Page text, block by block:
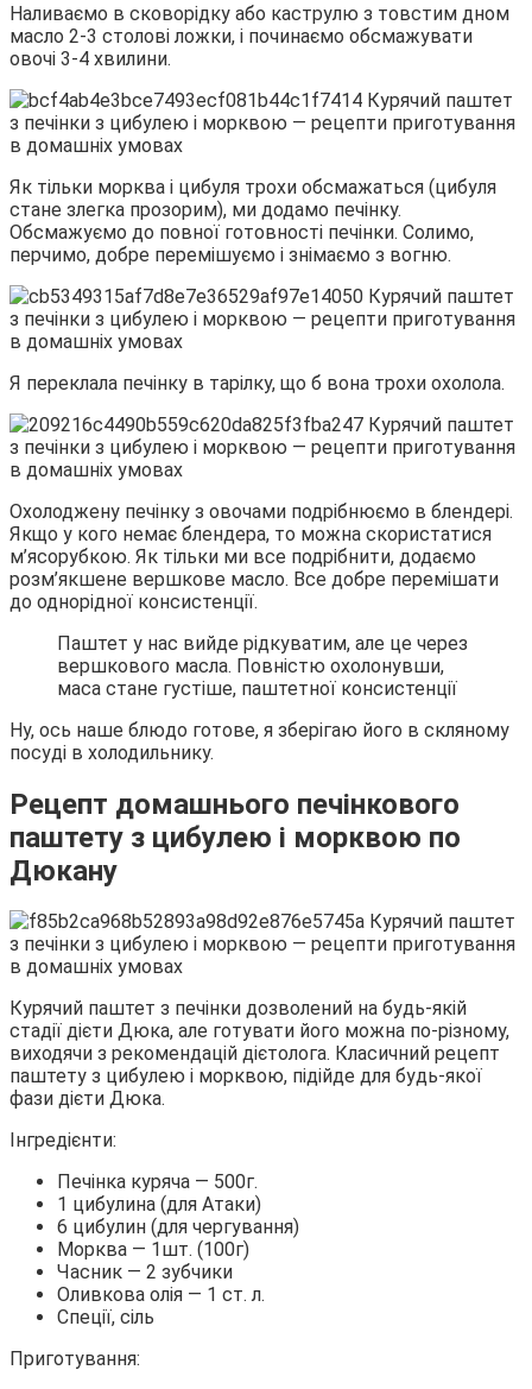
Наливаємо в сковорідку або каструлю з товстим дном
масло 2-3 столові ложки, і починаємо обсмажувати
овочі 3-4 хвилини.
Як тільки морква і цибуля трохи обсмажаться (цибуля
стане злегка прозорим), ми додамо печінку.
Обсмажуємо до повної готовності печінки. Солимо,
перчимо, добре перемішуємо і знімаємо з вогню.
Я переклала печінку в тарілку, що б вона трохи охолола.
Охолоджену печінку з овочами подрібнюємо в блендері.
Якщо у кого немає блендера, то можна скористатися
м’ясорубкою. Як тільки ми все подрібнити, додаємо
розм’якшене вершкове масло. Все добре перемішати
до однорідної консистенції.
Паштет у нас вийде рідкуватим, але це через
вершкового масла. Повністю охолонувши,
маса стане густіше, паштетної консистенції
Ну, ось наше блюдо готове, я зберігаю його в скляному
посуді в холодильнику.
Рецепт домашнього печінкового
паштету з цибулею і морквою по
Дюкану
Курячий паштет з печінки дозволений на будь-якій
стадії дієти Дюка, але готувати його можна по-різному,
виходячи з рекомендацій дієтолога. Класичний рецепт
паштету з цибулею і морквою, підійде для будь-якої
фази дієти Дюка.
Інгредієнти:
Печінка куряча — 500г.
1 цибулина (для Атаки)
6 цибулин (для чергування)
Морква — 1шт. (100г)
Часник — 2 зубчики
Оливкова олія — 1 ст. л.
Спеції, сіль
Приготування: